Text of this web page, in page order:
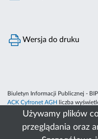
Używamy plików
przeglądania oraz
Wersja do druku
Biuletyn Informacji Publicznej -
ACK Cyfronet AGH
liczba